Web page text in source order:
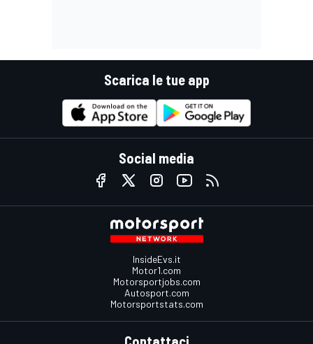
Scarica le tue app
Social media
InsideEvs.it
Motor1.com
Motorsportjobs.com
Autosport.com
Motorsportstats.com